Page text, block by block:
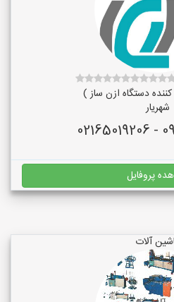
کننده دستگاه ازن ساز )
شهریار
پروفایل
آلات